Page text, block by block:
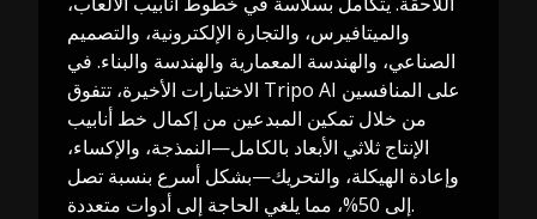
والميتافيرس، والتجارة الإلكترونية، والتصميم
الصناعي، والهندسة المعمارية والهندسة والبناء. في
الاختبارات الأخيرة، تتفوق Tripo AI على المنافسين
من خلال تمكين المبدعين من إكمال خط أنابيب
الإنتاج ثلاثي الأبعاد بالكامل—النمذجة، والإكساء،
وإعادة الهيكلة، والتحريك—بشكل أسرع بنسبة تصل
إلى 50%، مما يلغي الحاجة إلى أدوات متعددة.